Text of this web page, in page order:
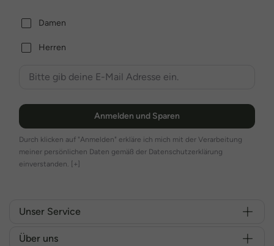
Damen
Herren
Anmelden und Sparen
Durch klicken auf "Anmelden" erkläre ich mich mit der Verarbeitung
meiner persönlichen Daten gemäß der Datenschutzerklärung
einverstanden. [+]
Unser Service
Über uns